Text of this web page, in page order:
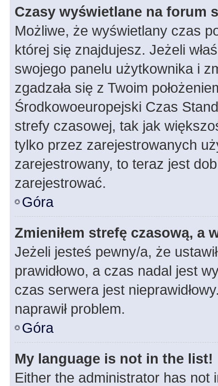
Czasy wyświetlane na forum
Możliwe, że wyświetlany czas
której się znajdujesz. Jeżeli
swojego panelu użytkownika i
zgadzała się z Twoim
Środkowoeuropejski Czas
strefy czasowej, tak jak
tylko przez zarejestrowanych
zarejestrowany, to teraz jest
zarejestrować.
Góra
Zmieniłem strefę czasową, a
Jeżeli jesteś pewny/a, że
prawidłowo, a czas nadal jest
czas serwera jest
naprawił problem.
Góra
My language is not in the list!
Either the administrator has not